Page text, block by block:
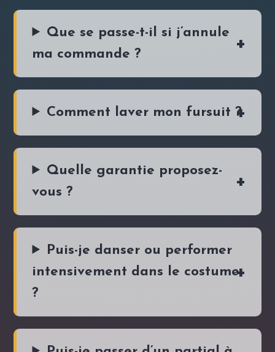
Que se passe-t-il si j’annule
ma commande ?
Comment laver mon fursuit ?
Quelle garantie proposez-
vous ?
Puis-je danser ou performer
intensivement dans le costume
?